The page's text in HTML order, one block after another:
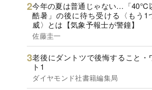
今年の夏は普通じゃない…「40℃
酷暑」の後に待ち受ける〈もう1
威〉とは【気象予報士が警鐘】
佐藤圭一
老後にダントツで後悔すること・
ト1
ダイヤモンド社書籍編集局